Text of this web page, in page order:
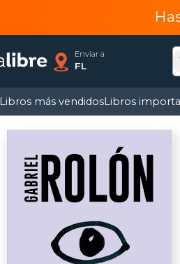
Enviar a
FL
Libros más vendidosLibros